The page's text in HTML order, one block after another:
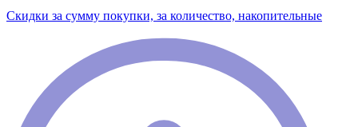
Скидки за сумму покупки, за количество, накопительные